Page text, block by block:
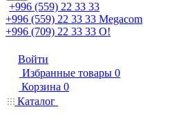
+996 (559) 22 33 33
+996 (559) 22 33 33 Megacom
+996 (709) 22 33 33 O!
Войти
Избранные товары 0
Корзина 0
Каталог